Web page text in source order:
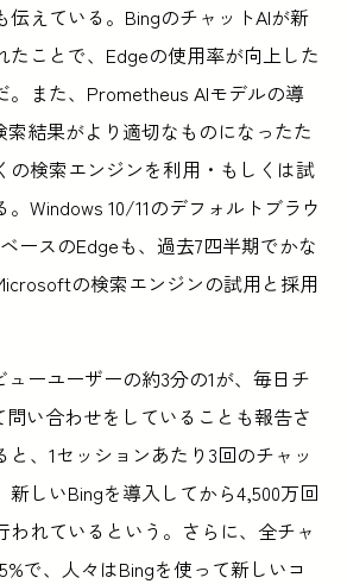
伝えている。BingのチャットAIが新
たことで、Edgeの使用率が向上した
。また、Prometheus AIモデルの導
索結果がより適切なものになったた
の検索エンジンを利用・もしくは試
。Windows 10/11のデフォルトブラウ
ースのEdgeも、過去7四半期でかな
の検索エンジンの試用と採用
ューユーザーの約3分の1が、毎日チ
問い合わせをしていることも報告さ
と、1セッションあたり3回のチャッ
新しいBingを導入してから4,500万回
われているという。さらに、全チャ
で、人々はBingを使って新しいコ